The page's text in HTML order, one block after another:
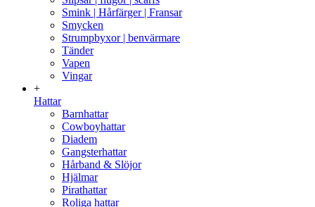
Smink | Hårfärger | Fransar
Smycken
Strumpbyxor | benvärmare
Tänder
Vapen
Vingar
+
Hattar
Barnhattar
Cowboyhattar
Diadem
Gangsterhattar
Hårband & Slöjor
Hjälmar
Pirathattar
Roliga hattar